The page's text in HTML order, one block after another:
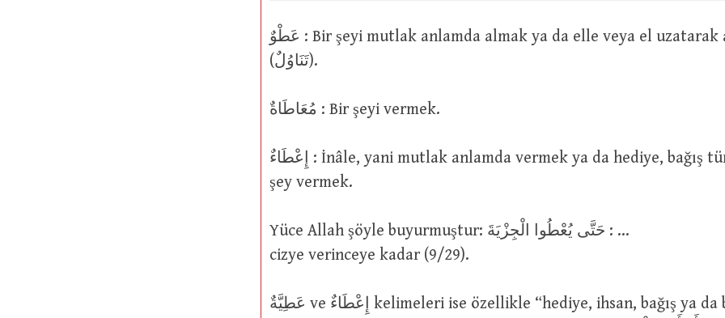
عَطْوٌ : Bir şeyi mutlak anlamda almak ya da elle veya el uzatarak almak
(تَنَاوُلٌ).
مُعَاطَاةٌ : Bir şeyi vermek.
إِعْطَاءٌ : İnâle, yani mutlak anlamda vermek ya da hediye, bağış türünden bir
şey vermek.
Yüce Allah şöyle buyurmuştur: حَتَّى يُعْطُوا الْجِزْيَةَ : …
cizye verinceye kadar (9/29).
عَطِيَّةٌ ve إِعْطَاءٌ kelimeleri ise özellikle “hediye, ihsan, bağış ya da bağışla” ilgili